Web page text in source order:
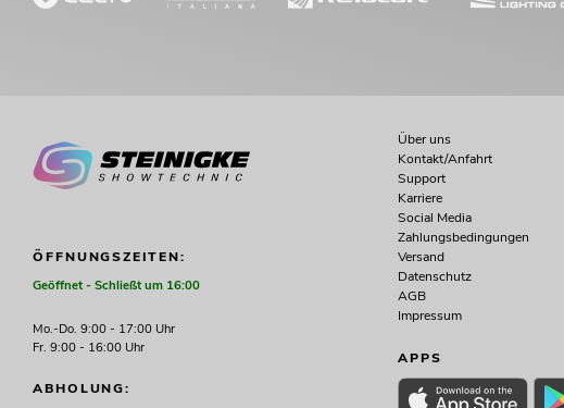
ÖFFNUNGSZEITEN:
Geöffnet - Schließt um 16:00
Mo.-Do. 9:00 - 17:00 Uhr
Fr. 9:00 - 16:00 Uhr
ABHOLUNG:
Über uns
Kontakt/Anfahrt
Support
Karriere
Social Media
Zahlungsbedingungen
Versand
Datenschutz
AGB
Impressum
APPS